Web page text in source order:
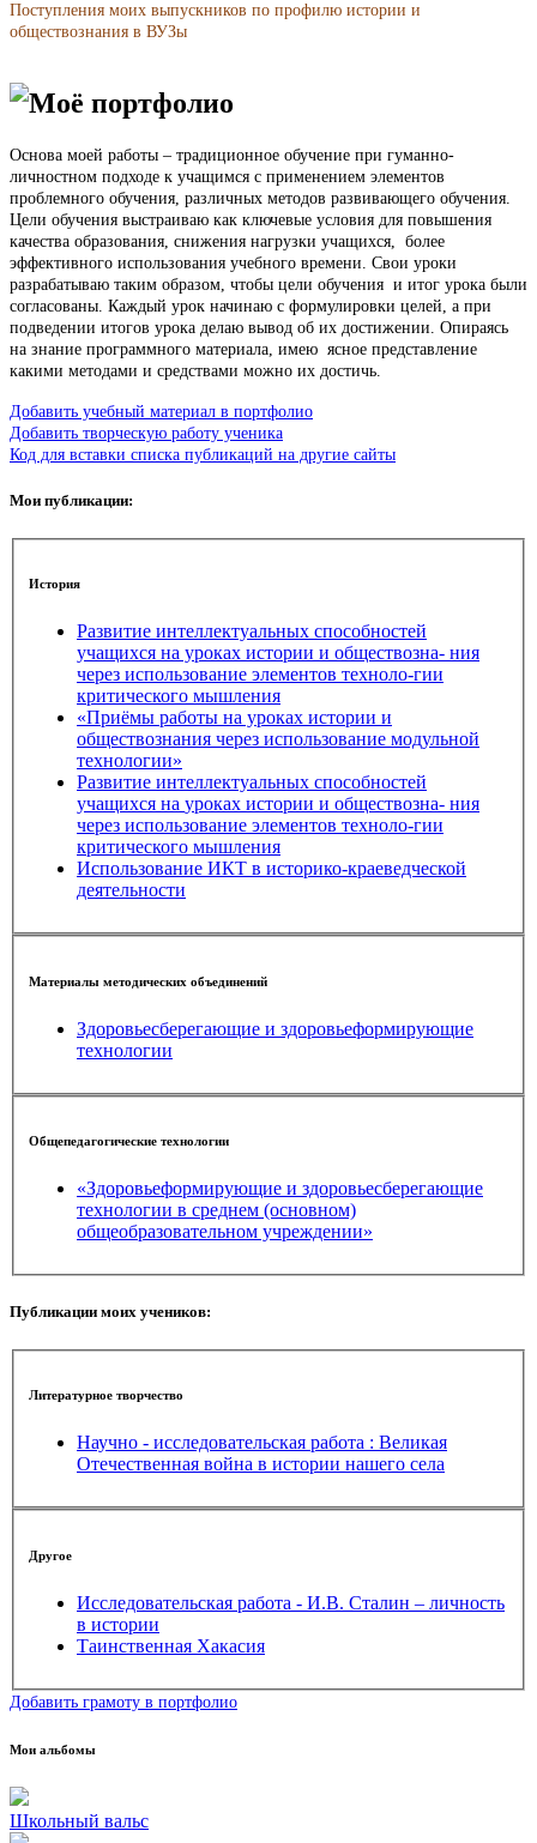
Поступления моих выпускников по профилю истории и
обществознания в ВУЗы
Моё портфолио
Основа моей работы – традиционное обучение при гуманно-
личностном подходе к учащимся с применением элементов
проблемного обучения, различных методов развивающего обучения.
Цели обучения выстраиваю как ключевые условия для повышения
качества образования, снижения нагрузки учащихся, более
эффективного использования учебного времени. Свои уроки
разрабатываю таким образом, чтобы цели обучения и итог урока были
согласованы. Каждый урок начинаю с формулировки целей, а при
подведении итогов урока делаю вывод об их достижении. Опираясь
на знание программного материала, имею ясное представление
какими методами и средствами можно их достичь.
Добавить учебный материал в портфолио
Добавить творческую работу ученика
Код для вставки списка публикаций на другие сайты
Мои публикации:
История
Развитие интеллектуальных способностей
учащихся на уроках истории и обществозна- ния
через использование элементов техноло-гии
критического мышления
«Приёмы работы на уроках истории и
обществознания через использование модульной
технологии»
Развитие интеллектуальных способностей
учащихся на уроках истории и обществозна- ния
через использование элементов техноло-гии
критического мышления
Использование ИКТ в историко-краеведческой
деятельности
Материалы методических объединений
Здоровьесберегающие и здоровьеформирующие
технологии
Общепедагогические технологии
«Здоровьеформирующие и здоровьесберегающие
технологии в среднем (основном)
общеобразовательном учреждении»
Публикации моих учеников:
Литературное творчество
Научно - исследовательская работа : Великая
Отечественная война в истории нашего села
Другое
Исследовательская работа - И.В. Сталин – личность
в истории
Таинственная Хакасия
Добавить грамоту в портфолио
Мои альбомы
Школьный вальс